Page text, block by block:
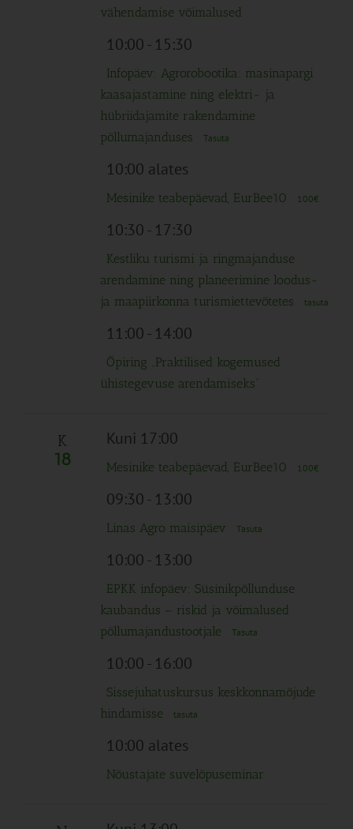
vähendamise võimalused
10:00- 15:30
Infopäev: Agrorobootika: masinapargi
kaasajastamine ning elektri- ja
hübriidajamite rakendamine
põllumajanduses
Tasuta
10:00 alates
Mesinike teabepäevad, EurBee10 100€
10:30- 17:30
Kestliku turismi ja ringmajanduse
arendamine ning planeerimine loodus-
ja maapiirkonna turismiettevõtetes
tasuta
11:00- 14:00
Õpiring „Praktilised kogemused
ühistegevuse arendamiseks“
K
18
Kuni 17:00
Mesinike teabepäevad, EurBee10 100€
09:30- 13:00
Linas Agro maisipäev Tasuta
10:00- 13:00
EPKK infopäev: Süsinikpõllunduse
kaubandus – riskid ja võimalused
põllumajandustootjale
Tasuta
10:00- 16:00
Sissejuhatuskursus keskkonnamõjude
hindamisse
tasuta
10:00 alates
Nõustajate suvelõpuseminar